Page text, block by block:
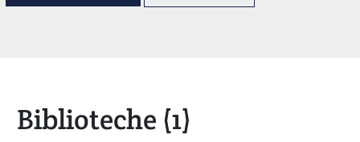
Biblioteche (1)